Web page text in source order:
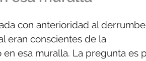
con anterioridad al
eran conscientes de la
en esa muralla. La pregunta es